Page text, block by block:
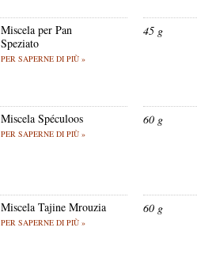
Miscela per Pan
Speziato
PER SAPERNE DI PIÙ »
45 g
Miscela Spéculoos
PER SAPERNE DI PIÙ »
60 g
Miscela Tajine Mrouzia
PER SAPERNE DI PIÙ »
60 g